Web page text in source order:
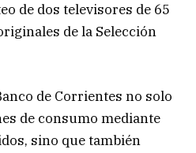
de dos televisores de 65
de la Selección
de Corrientes no solo
de consumo mediante
sino que también